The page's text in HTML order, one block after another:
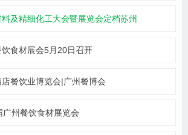
及精细化工大会暨展览会定档苏州
食材展会5月20日召开
餐饮业博览会|广州餐博会
广州餐饮食材展览会